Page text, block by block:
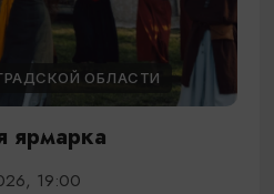
ОБЛАСТИ
ярмарка
19:00